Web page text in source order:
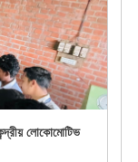
লোকোমোটিভ